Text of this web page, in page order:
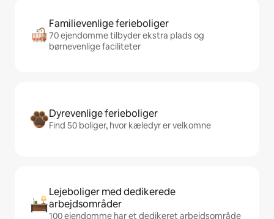
Familievenlige ferieboliger
70 ejendomme tilbyder ekstra plads og
børnevenlige faciliteter
Dyrevenlige ferieboliger
Find 50 boliger, hvor kæledyr er velkomne
Lejeboliger med dedikerede
arbejdsområder
100 ejendomme har et dedikeret arbejdsområde